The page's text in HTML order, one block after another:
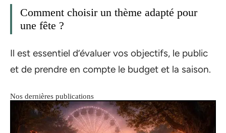
Comment choisir un thème adapté pour
une fête ?
Il est essentiel d’évaluer vos objectifs, le public
et de prendre en compte le budget et la saison.
Nos dernières publications